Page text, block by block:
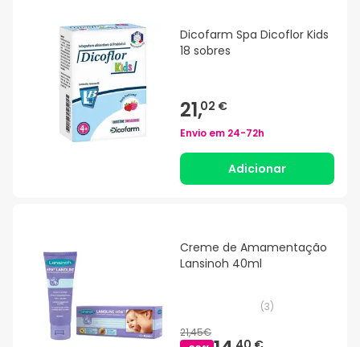
Dicofarm Spa Dicoflor Kids
18 sobres
21,02 €
Envio em 24-72h
Adicionar
Creme de Amamentação
Lansinoh 40ml
(3)
21,45€